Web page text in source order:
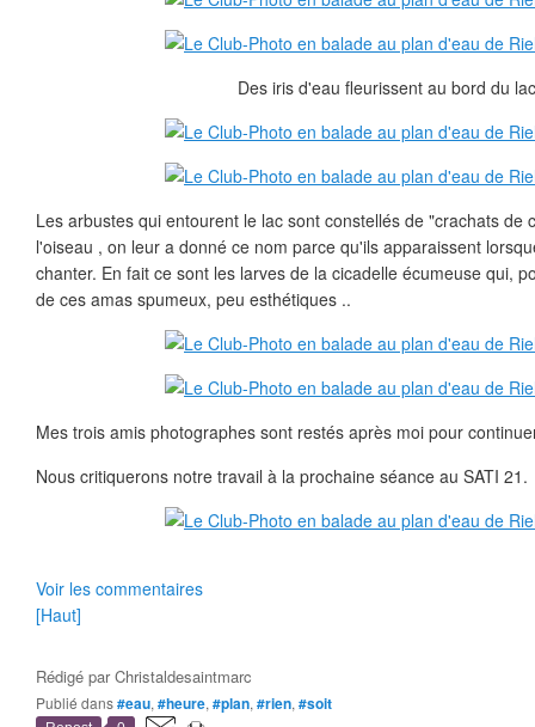
Des iris d'eau fleurissent au bord du
Les arbustes qui entourent le lac sont constellés de "crachats de
l'oiseau , on leur a donné ce nom parce qu'ils apparaissent
chanter. En fait ce sont les larves de la cicadelle écumeuse qui,
de ces amas spumeux, peu esthétiques ..
Mes trois amis photographes sont restés après moi pour
Nous critiquerons notre travail à la prochaine séance au SATI 21.
Voir les commentaires
[Haut]
Rédigé parChristaldesaintmarc
Publié dans#eau, #heure, #plan, #rien, #soit